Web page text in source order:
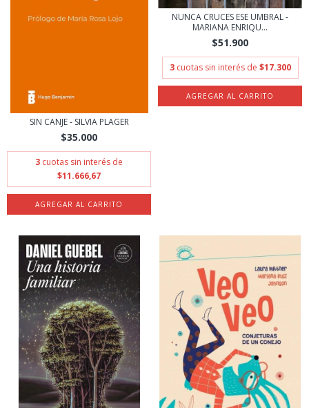
SIN CANJE - SILVIA PLAGER
$35.000
3 cuotas sin interés de
$11.666,67
NUNCA CRUCES ESE UMBRAL -
MARIANA ENRIQU...
$51.900
3 cuotas sin interés de $17.300